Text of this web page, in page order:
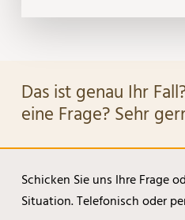
Das ist genau Ihr
eine Frage? Sehr
Schicken Sie uns Ihre Frage
Situation. Telefonisch oder